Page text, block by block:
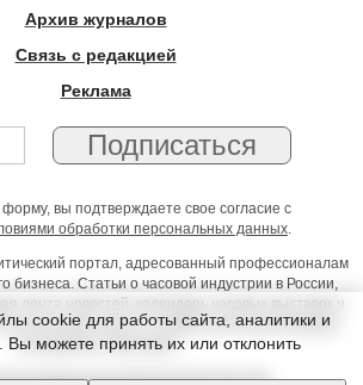
Архив журналов
Связь с редакцией
Реклама
вы подтверждаете свое согласие с
обработки персональных данных.
портал, адресованный профессионалам
бизнеса. Статьи о часовой индустрии в России,
лента новостей, календарь часовых выставок и
юриста, профессиональный форум
часовщиков и ювелиров
материалов Издательства
cookie для работы сайта, аналитики и
Вы можете принять их или отклонить